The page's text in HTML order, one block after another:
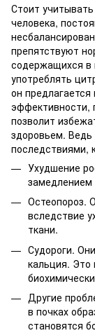
Стоит
человека,
препятствуют
содержащихся в
употреблять
он
эффективности,
позволит
здоровьем.
последствиями,
Ухудшение
замедлением
Остеопороз.
вследствие
ткани.
Судороги.
кальция. Это
Другие
в почках
становятся